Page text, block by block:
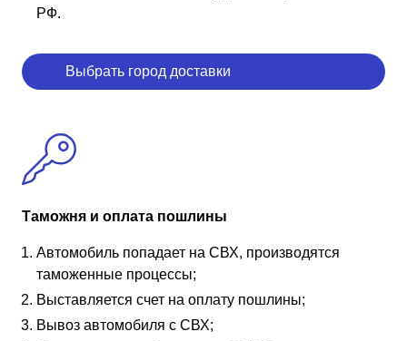
РФ.
Выбрать город доставки
Таможня и оплата пошлины
Автомобиль попадает на СВХ, производятся
таможенные процессы;
Выставляется счет на оплату пошлины;
Вывоз автомобиля с СВХ;